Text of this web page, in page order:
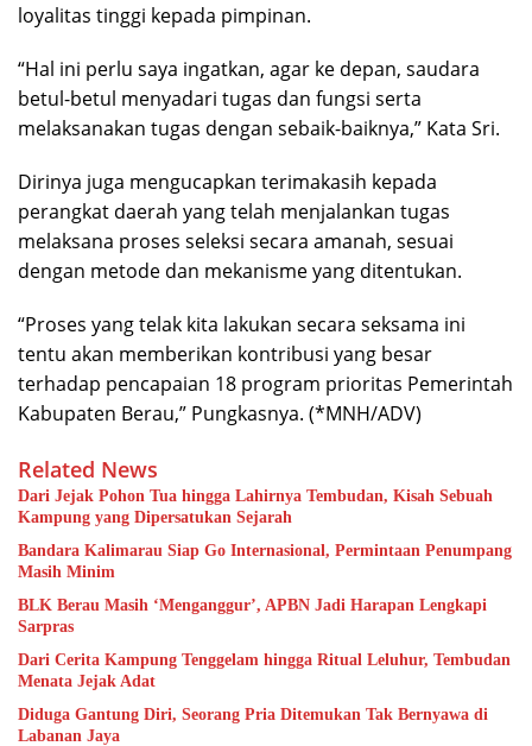
loyalitas tinggi kepada pimpinan.
“Hal ini perlu saya ingatkan, agar ke depan, saudara
betul-betul menyadari tugas dan fungsi serta
melaksanakan tugas dengan sebaik-baiknya,” Kata Sri.
Dirinya juga mengucapkan terimakasih kepada
perangkat daerah yang telah menjalankan tugas
melaksana proses seleksi secara amanah, sesuai
dengan metode dan mekanisme yang ditentukan.
“Proses yang telak kita lakukan secara seksama ini
tentu akan memberikan kontribusi yang besar
terhadap pencapaian 18 program prioritas Pemerintah
Kabupaten Berau,” Pungkasnya. (*MNH/ADV)
Related News
Dari Jejak Pohon Tua hingga Lahirnya Tembudan, Kisah Sebuah
Kampung yang Dipersatukan Sejarah
Bandara Kalimarau Siap Go Internasional, Permintaan Penumpang
Masih Minim
BLK Berau Masih ‘Menganggur’, APBN Jadi Harapan Lengkapi
Sarpras
Dari Cerita Kampung Tenggelam hingga Ritual Leluhur, Tembudan
Menata Jejak Adat
Diduga Gantung Diri, Seorang Pria Ditemukan Tak Bernyawa di
Labanan Jaya